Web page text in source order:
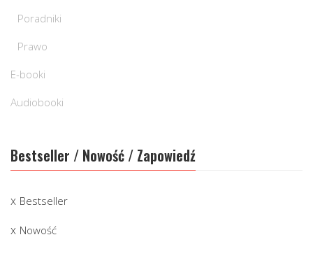
Poradniki
Prawo
E-booki
Audiobooki
Bestseller / Nowość / Zapowiedź
Bestseller
Nowość